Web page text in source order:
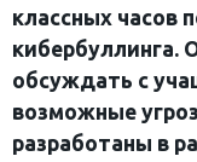
классных часов
кибербуллинга.
обсуждать с
возможные
разработаны в